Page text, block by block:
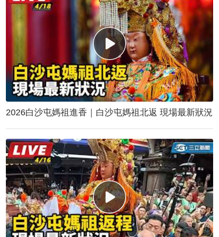
2026白沙屯媽祖進香｜白沙屯媽祖北返 現場最新狀況